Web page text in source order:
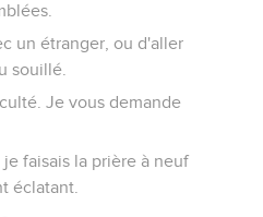
un étranger, ou d'aller
souillé.
Je vous demande
faisais la prière à neuf
éclatant.